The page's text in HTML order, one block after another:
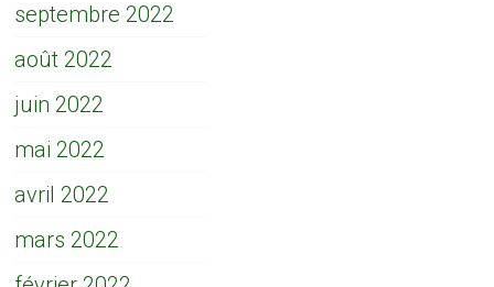
septembre 2022
août 2022
juin 2022
mai 2022
avril 2022
mars 2022